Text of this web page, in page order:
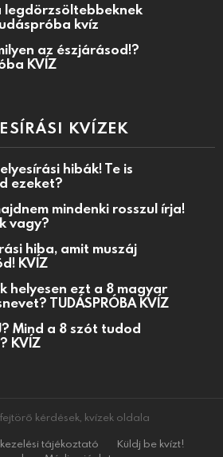
legdörzsöltebbeknek
kvíz
az észjárásod!?
KVÍZ
KVÍZEK
hibák! Te is
ezeket?
mindenki rosszul írja!
vagy?
hiba, amit muszáj
KVÍZ
helyesen ezt a 8 magyar
TUDÁSPRÓBA KVÍZ
Mind a 8 szót tudod
KVÍZ
kérdések, kvízek oldala
tájékoztató
Küldj be kvízt!